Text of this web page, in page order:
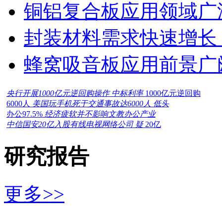
铜铝复合板应用领域
封装材料需求快速增
蜂窝吸音板应用前景
央行开展1000亿元逆回购操作 中标利率 1000亿元逆回购
6000人 美国玩手机死于交通事故达6000人 低头
办公97.5% 经济疲软并不影响文教办公产业
中信国安20亿入股有线电视网络公司 疑 20亿
研究报告
更多>>